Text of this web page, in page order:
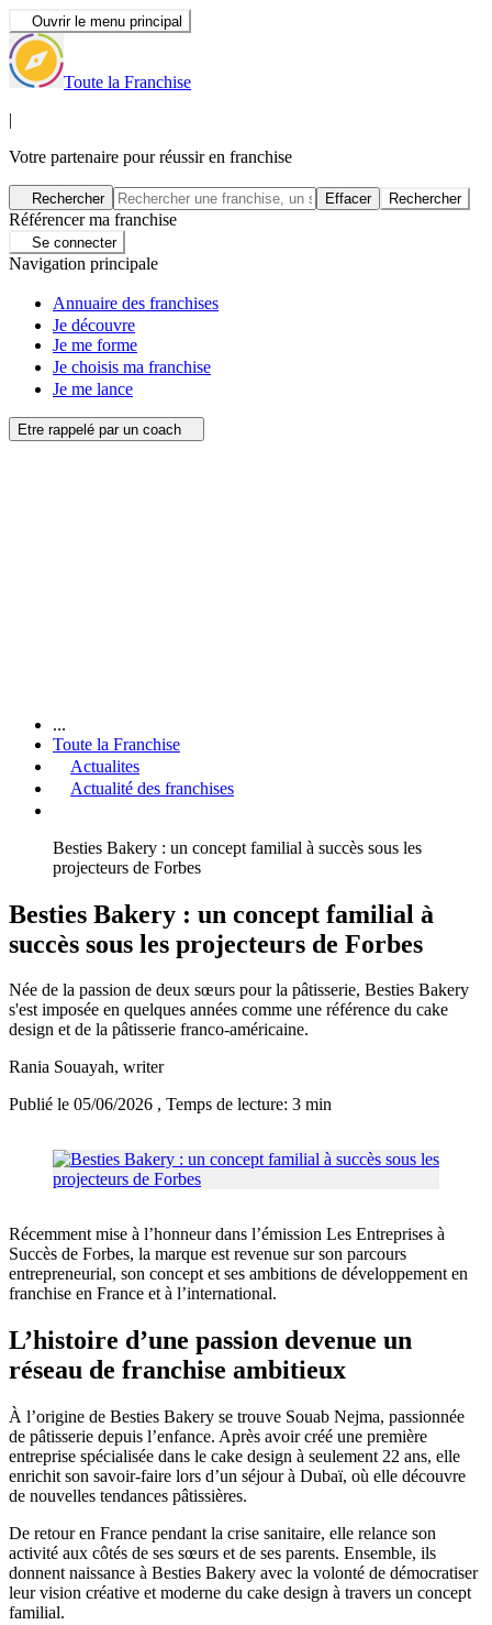
Ouvrir le menu principal
Toute la Franchise
|
Votre partenaire pour réussir en franchise
Rechercher Effacer Rechercher
Référencer ma franchise
Se connecter
Navigation principale
Annuaire des franchises
Je découvre
Je me forme
Je choisis ma franchise
Je me lance
Etre rappelé par un coach
...
Toute la Franchise
Actualites
Actualité des franchises
Besties Bakery : un concept familial à succès sous les
projecteurs de Forbes
Besties Bakery : un concept familial à
succès sous les projecteurs de Forbes
Née de la passion de deux sœurs pour la pâtisserie, Besties Bakery
s'est imposée en quelques années comme une référence du cake
design et de la pâtisserie franco-américaine.
Rania Souayah, writer
Publié le 05/06/2026 , Temps de lecture: 3 min
Récemment mise à l’honneur dans l’émission Les Entreprises à
Succès de Forbes, la marque est revenue sur son parcours
entrepreneurial, son concept et ses ambitions de développement en
franchise en France et à l’international.
L’histoire d’une passion devenue un
réseau de franchise ambitieux
À l’origine de Besties Bakery se trouve Souab Nejma, passionnée
de pâtisserie depuis l’enfance. Après avoir créé une première
entreprise spécialisée dans le cake design à seulement 22 ans, elle
enrichit son savoir-faire lors d’un séjour à Dubaï, où elle découvre
de nouvelles tendances pâtissières.
De retour en France pendant la crise sanitaire, elle relance son
activité aux côtés de ses sœurs et de ses parents. Ensemble, ils
donnent naissance à Besties Bakery avec la volonté de démocratiser
leur vision créative et moderne du cake design à travers un concept
familial.